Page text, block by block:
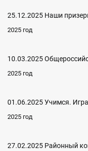
25.12.2025 Наши
2025 год
10.03.2025
2025 год
01.06.2025 Учимся.
2025 год
27.02.2025 Районный